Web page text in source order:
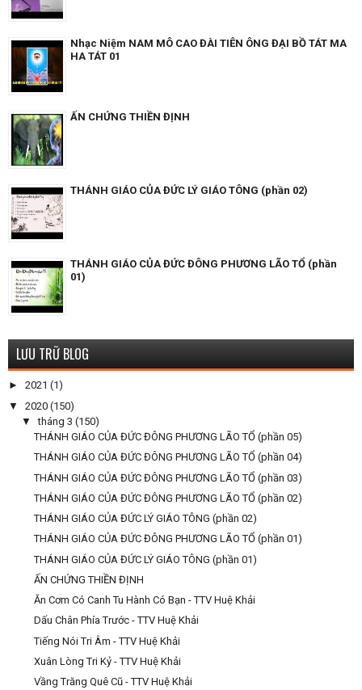
Nhạc Niệm NAM MÔ CAO ĐÀI TIÊN ÔNG ĐẠI BỒ TÁT MA
HA TÁT 01
ẤN CHỨNG THIỀN ĐỊNH
THÁNH GIÁO CỦA ĐỨC LÝ GIÁO TÔNG (phần 02)
THÁNH GIÁO CỦA ĐỨC ĐÔNG PHƯƠNG LÃO TỔ (phần
01)
LƯU TRỮ BLOG
► 2021 (1)
▼ 2020 (150)
▼tháng 3 (150)
THÁNH GIÁO CỦA ĐỨC ĐÔNG PHƯƠNG LÃO TỔ (phần 05)
THÁNH GIÁO CỦA ĐỨC ĐÔNG PHƯƠNG LÃO TỔ (phần 04)
THÁNH GIÁO CỦA ĐỨC ĐÔNG PHƯƠNG LÃO TỔ (phần 03)
THÁNH GIÁO CỦA ĐỨC ĐÔNG PHƯƠNG LÃO TỔ (phần 02)
THÁNH GIÁO CỦA ĐỨC LÝ GIÁO TÔNG (phần 02)
THÁNH GIÁO CỦA ĐỨC ĐÔNG PHƯƠNG LÃO TỔ (phần 01)
THÁNH GIÁO CỦA ĐỨC LÝ GIÁO TÔNG (phần 01)
ẤN CHỨNG THIỀN ĐỊNH
Ăn Cơm Có Canh Tu Hành Có Bạn - TTV Huệ Khải
Dấu Chân Phía Trước - TTV Huệ Khải
Tiếng Nói Tri Âm - TTV Huệ Khải
Xuân Lòng Tri Kỷ - TTV Huệ Khải
Vầng Trăng Quê Cũ - TTV Huệ Khải